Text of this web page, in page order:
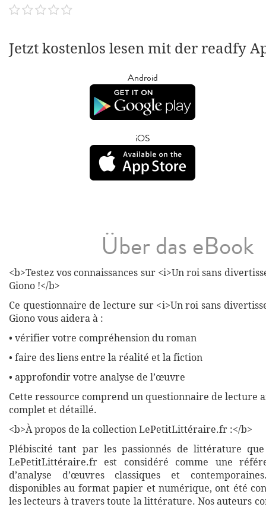
Jetzt kostenlos lesen mit der readfy
Android
iOS
Über das eBook
<b>Testez vos connaissances sur <i>Un roi sans
Giono !</b>
Ce questionnaire de lecture sur <i>Un roi sans
Giono vous aidera à :
• vérifier votre compréhension du roman
• faire des liens entre la réalité et la fiction
• approfondir votre analyse de l’œuvre
Cette ressource comprend un questionnaire de lecture
complet et détaillé.
<b>À propos de la collection LePetitLittéraire.fr :</b>
Plébiscité tant par les passionnés de littérature
LePetitLittéraire.fr est considéré comme une
d’analyse d’œuvres classiques et
disponibles au format papier et numérique, ont été
les lecteurs à travers toute la littérature. Nos auteurs